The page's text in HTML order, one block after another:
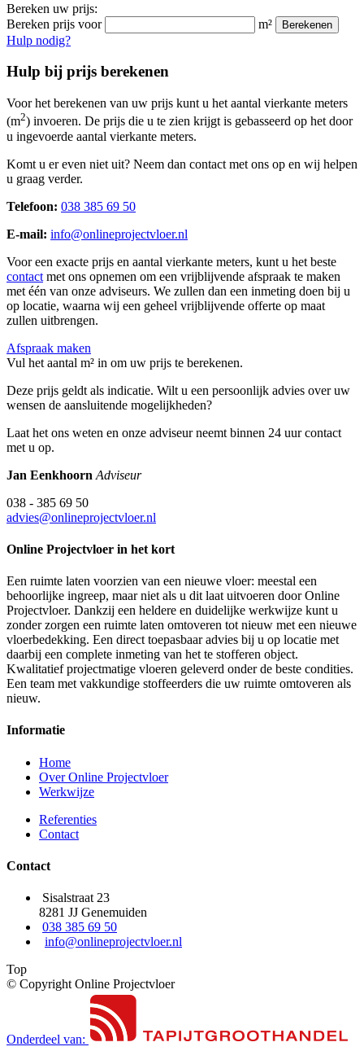
Bereken uw prijs:
Bereken prijs voor
m² Berekenen
Hulp nodig?
Hulp bij prijs berekenen
Voor het berekenen van uw prijs kunt u het aantal vierkante meters
(m2) invoeren. De prijs die u te zien krijgt is gebasseerd op het door
u ingevoerde aantal vierkante meters.
Komt u er even niet uit? Neem dan contact met ons op en wij helpen
u graag verder.
Telefoon: 038 385 69 50
E-mail: info@onlineprojectvloer.nl
Voor een exacte prijs en aantal vierkante meters, kunt u het beste
contact met ons opnemen om een vrijblijvende afspraak te maken
met één van onze adviseurs. We zullen dan een inmeting doen bij u
op locatie, waarna wij een geheel vrijblijvende offerte op maat
zullen uitbrengen.
Afspraak maken
Vul het aantal m² in om uw prijs te berekenen.
Deze prijs geldt als indicatie. Wilt u een persoonlijk advies over uw
wensen de aansluitende mogelijkheden?
Laat het ons weten en onze adviseur neemt binnen 24 uur contact
met u op.
Jan Eenkhoorn Adviseur
038 - 385 69 50
advies@onlineprojectvloer.nl
Online Projectvloer in het kort
Een ruimte laten voorzien van een nieuwe vloer: meestal een
behoorlijke ingreep, maar niet als u dit laat uitvoeren door Online
Projectvloer. Dankzij een heldere en duidelijke werkwijze kunt u
zonder zorgen een ruimte laten omtoveren tot nieuw met een nieuwe
vloerbedekking. Een direct toepasbaar advies bij u op locatie met
daarbij een complete inmeting van het te stofferen object.
Kwalitatief projectmatige vloeren geleverd onder de beste condities.
Een team met vakkundige stoffeerders die uw ruimte omtoveren als
nieuw.
Informatie
Home
Over Online Projectvloer
Werkwijze
Referenties
Contact
Contact
Sisalstraat 23
8281 JJ Genemuiden
038 385 69 50
info@onlineprojectvloer.nl
Top
© Copyright Online Projectvloer
Onderdeel van: